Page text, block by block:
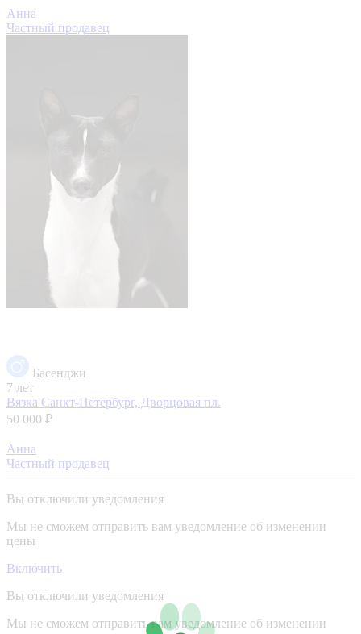
Анна
Частный продавец
Басенджи
7 лет
Вязка Санкт-Петербург, Дворцовая пл.
50 000 ₽
Анна
Частный продавец
Вы отключили уведомления
Мы не сможем отправить вам уведомление об изменении
цены
Включить
Вы отключили уведомления
Мы не сможем отправить вам уведомление об изменении